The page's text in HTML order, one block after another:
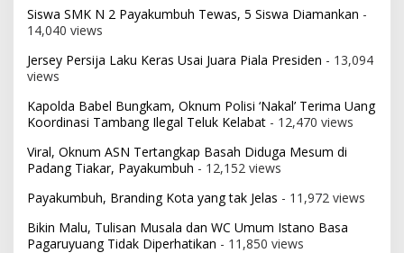
Siswa SMK N 2 Payakumbuh Tewas, 5 Siswa Diamankan -
14,040 views
Jersey Persija Laku Keras Usai Juara Piala Presiden - 13,094
views
Kapolda Babel Bungkam, Oknum Polisi ‘Nakal’ Terima Uang
Koordinasi Tambang Ilegal Teluk Kelabat - 12,470 views
Viral, Oknum ASN Tertangkap Basah Diduga Mesum di
Padang Tiakar, Payakumbuh - 12,152 views
Payakumbuh, Branding Kota yang tak Jelas - 11,972 views
Bikin Malu, Tulisan Musala dan WC Umum Istano Basa
Pagaruyuang Tidak Diperhatikan - 11,850 views